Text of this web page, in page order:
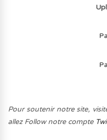
Pour soutenir notre site,
allez Follow notre compte